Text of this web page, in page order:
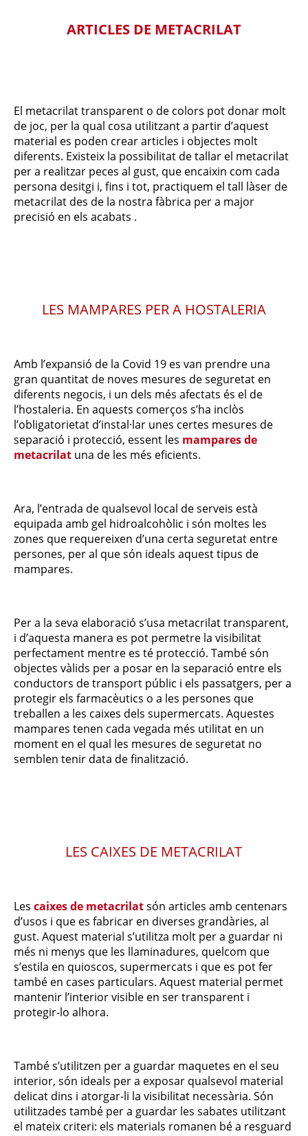
ARTICLES DE METACRILAT
El metacrilat transparent o de colors pot donar molt
de joc, per la qual cosa utilitzant a partir d’aquest
material es poden crear articles i objectes molt
diferents. Existeix la possibilitat de tallar el metacrilat
per a realitzar peces al gust, que encaixin com cada
persona desitgi i, fins i tot, practiquem el tall làser de
metacrilat des de la nostra fàbrica per a major
precisió en els acabats .
LES MAMPARES PER A HOSTALERIA
Amb l’expansió de la Covid 19 es van prendre una
gran quantitat de noves mesures de seguretat en
diferents negocis, i un dels més afectats és el de
l’hostaleria. En aquests comerços s’ha inclòs
l’obligatorietat d’instal·lar unes certes mesures de
separació i protecció, essent les mampares de
metacrilat una de les més eficients.
Ara, l’entrada de qualsevol local de serveis està
equipada amb gel hidroalcohòlic i són moltes les
zones que requereixen d’una certa seguretat entre
persones, per al que són ideals aquest tipus de
mampares.
Per a la seva elaboració s’usa metacrilat transparent,
i d’aquesta manera es pot permetre la visibilitat
perfectament mentre es té protecció. També són
objectes vàlids per a posar en la separació entre els
conductors de transport públic i els passatgers, per a
protegir els farmacèutics o a les persones que
treballen a les caixes dels supermercats. Aquestes
mampares tenen cada vegada més utilitat en un
moment en el qual les mesures de seguretat no
semblen tenir data de finalització.
LES CAIXES DE METACRILAT
Lescaixes de metacrilatsón articles amb centenars
d’usos i que es fabricar en diverses grandàries, al
gust. Aquest material s’utilitza molt per a guardar ni
més ni menys que les llaminadures, quelcom que
s’estila en quioscos, supermercats i que es pot fer
també en cases particulars. Aquest material permet
mantenir l’interior visible en ser transparent i
protegir-lo alhora.
També s’utilitzen per a guardar maquetes en el seu
interior, són ideals per a exposar qualsevol material
delicat dins i atorgar-li la visibilitat necessària. Són
utilitzades també per a guardar les sabates utilitzant
el mateix criteri: els materials romanen bé a resguard